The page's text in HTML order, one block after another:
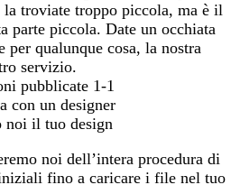
troviate troppo piccola, ma è il
parte piccola. Date un occhiata
qualunque cosa, la nostra
servizio.
pubblicate 1-1
con un designer
noi il tuo design
noi dell’intera procedura di
fino a caricare i file nel tuo